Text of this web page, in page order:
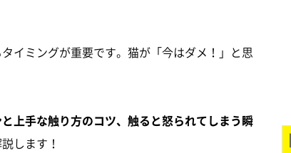
イミングが重要です。猫が「今はダメ！」と思
上手な触り方のコツ、触ると怒られてしまう瞬
します！